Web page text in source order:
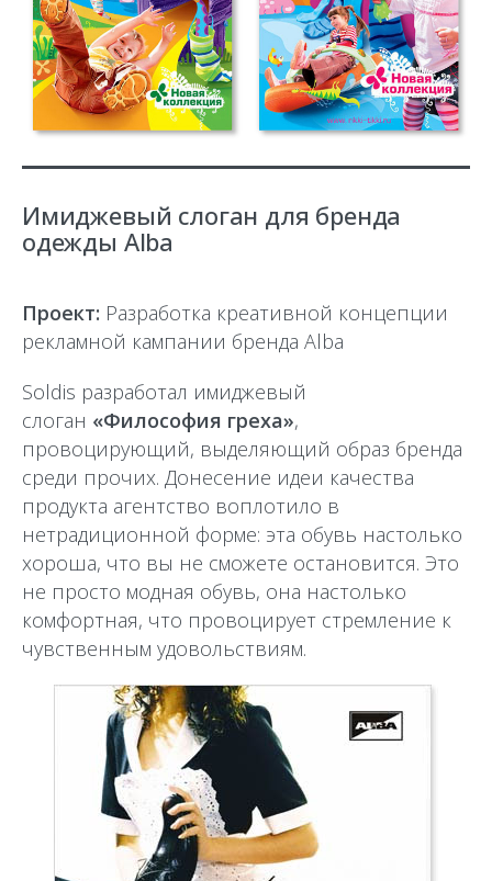
Имиджевый слоган для бренда
одежды Alba
Проект: Разработка креативной концепции
рекламной кампании бренда Alba
Soldis разработал имиджевый
слоган «Философия греха»,
провоцирующий, выделяющий образ бренда
среди прочих. Донесение идеи качества
продукта агентство воплотило в
нетрадиционной форме: эта обувь настолько
хороша, что вы не сможете остановится. Это
не просто модная обувь, она настолько
комфортная, что провоцирует стремление к
чувственным удовольствиям.